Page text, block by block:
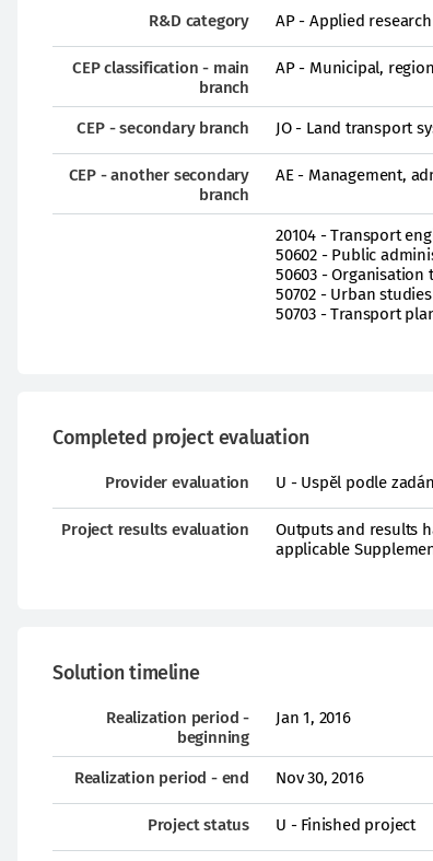
R&D category AP - Applied research
CEP classification - main
branch
AP - Municipal,
CEP - secondary branch JO - Land transport
CEP - another secondary
branch
AE - Management,
20104 - Transport
50602 - Public
50603 - Organisation
50702 - Urban
50703 - Transport
Completed project evaluation
Provider evaluation U - Uspěl podle
Project results evaluation
Outputs and results
applicable
Solution timeline
Realization period -
beginning
Jan 1, 2016
Realization period - end Nov 30, 2016
Project status U - Finished project